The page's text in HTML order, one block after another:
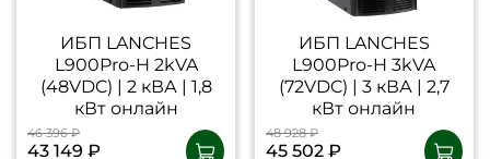
ИБП LANCHES
L900Pro-H 2kVA
(48VDC) | 2 кВА | 1,8
кВт онлайн
46 396 ₽
43 149 ₽
ИБП LANCHES
L900Pro-H 3kVA
(72VDC) | 3 кВА | 2,7
кВт онлайн
48 928 ₽
45 502 ₽